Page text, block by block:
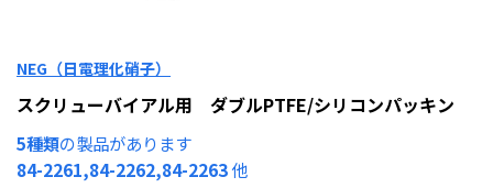
NEG（日電理化硝子）
スクリューバイアル用 ダブルPTFE/シリコンパッキン
5種類の製品があります
84-2261,84-2262,84-2263他